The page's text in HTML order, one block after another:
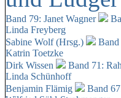
Band 79: Janet Wagner
Linda Freyberg
Sabine Wolf (Hrsg.)
Band
Katrin Toetzke
Dirk Wissen
Band 71:
Linda Schünhoff
Benjamin Flämig
Band